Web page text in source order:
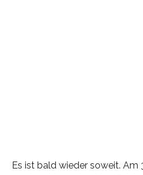
Es ist bald wieder soweit. Am